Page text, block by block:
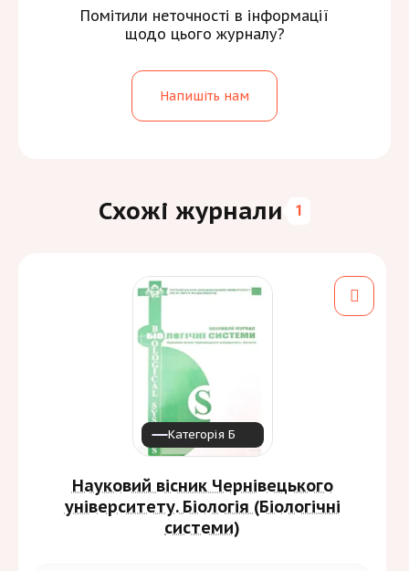
Помітили неточності в інформації
щодо цього журналу?
Напишіть нам
Схожі журнали 1
Категорія Б
Науковий вісник Чернівецького
університету. Біологія (Біологічні
системи)